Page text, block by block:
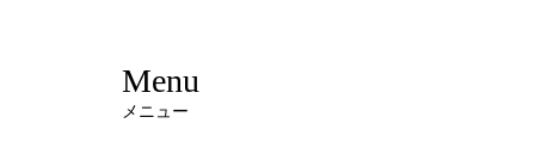
Menu
メニュー